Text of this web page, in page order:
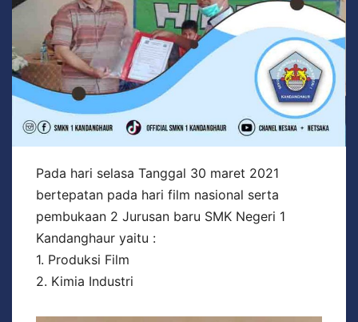
Pada hari selasa Tanggal 30 maret 2021
bertepatan pada hari film nasional serta
pembukaan 2 Jurusan baru SMK Negeri 1
Kandanghaur yaitu :
1. Produksi Film
2. Kimia Industri